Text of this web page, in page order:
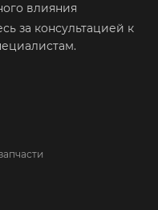
влияния
за консультацией к